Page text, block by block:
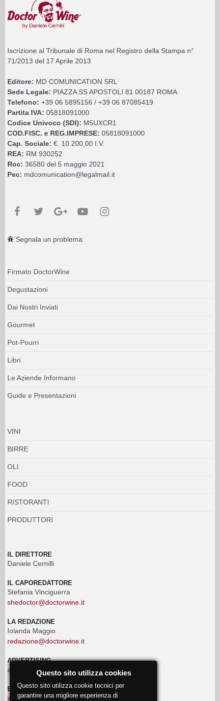
Iscrizione al Tribunale di Roma nel Registro della Stampa n°
71/2013 del 17 Aprile 2013
Editore: MD COMUNICATION SRL
Sede Legale: PIAZZA SS APOSTOLI 81 00187 ROMA
Telefono: +39 06 5895156 / +39 06 87085419
Partita IVA: 05818091000
Codice Univoco (SDI): M5UXCR1
COD.FISC. e REG.IMPRESE: 05818091000
Cap. Sociale: €. 10.200,00 I.V.
REA: RM 930252
Roc: 36580 del 5 maggio 2021
Pec: mdcomunication@legalmail.it
Segnala un problema
Firmato DoctorWine
Degustazioni
Dai Nostri Inviati
Gourmet
Pot-Pourri
Libri
Le Aziende Informano
Guide e Presentazioni
VINI
BIRRE
OLI
FOOD
RISTORANTI
PRODUTTORI
IL DIRETTORE
Daniele Cernilli
IL CAPOREDATTORE
Stefania Vinciguerra
shedoctor@doctorwine.it
LA REDAZIONE
Iolanda Maggio
redazione@doctorwine.it
ADVERTISING
advertising@doctorwine.it
EVENTI
eventi@doctorwine.it
Questo sito utilizza cookies
Questo sito utilizza cookie tecnici per
garantire una migliore esperienza di